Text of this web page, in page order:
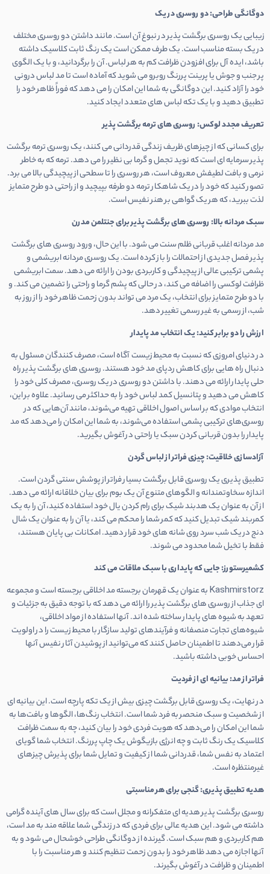
دوگانگی طراحی: دو روسری در یک
زیبایی یک روسری برگشت پذیر در نبوغ آن است. مانند داشتن دو روسری مختلف
در یک بسته مناسب است.یک طرف ممکن است یک رنگ ثابت کلاسیک داشته
باشد، ایده آل برای افزودن ظرافت کم به هر لباس.آن را برگردانید، و با یک الگوی
پر جنب و جوش یا پرینت پررنگ روبرو می شوید که آماده است تا مد لباس درونی
خود را آزاد کنید. این دوگانگی به شما این امکان را می دهد که فوراً ظاهر خود را
تطبیق دهید و با یک تکه لباس های متعدد ایجاد کنید.
تعریف مجدد لوکس: روسری های ترمه برگشت پذیر
برای کسانی که از چیزهای ظریف زندگی قدردانی می کنند، یک روسری ترمه برگشت
پذیر سرمایه ای است که نوید تجمل و گرما بی نظیر را می دهد. ترمه که به خاطر
نرمی و بافت لطیفش معروف است، هر روسری را تا سطحی از پیچیدگی بالا می برد.
تصور کنید که خود را در یک شاهکار ترمه دو طرفه بپیچید و از راحتی دو طرح متمایز
لذت ببرید، که هر یک گواهی بر هنر نفیس است.
سبک مردانه بالا: روسری های برگشت پذیر برای جنتلمن مدرن
مد مردانه اغلب قربانی ظلم سنت می شود. با این حال، ورود روسری های برگشت
پذیر فصل جدیدی از احتمالات را باز کرده است. یک روسری مردانه ابریشمی و
پشمی ترکیبی عالی از پیچیدگی و کاربردی بودن را ارائه می دهد. سمت ابریشمی
ظرافت لوکسی را اضافه می کند، در حالی که پشم گرما و راحتی را تضمین می کند. و
با دو طرح متمایز برای انتخاب، یک مرد می تواند بدون زحمت ظاهر خود را از روز به
شب، از رسمی به غیر رسمی تغییر دهد.
ارزش را دو برابر کنید: یک انتخاب مد پایدار
در دنیای امروزی که نسبت به محیط زیست آگاه است، مصرف کنندگان مسئول به
دنبال راه هایی برای کاهش ردپای مد خود هستند. روسری های برگشت پذیر راه
حلی پایدار ارائه می دهند. با داشتن دو روسری در یک روسری، مصرف کلی خود را
کاهش می دهید و پتانسیل کمد لباس خود را به حداکثر می رسانید. علاوه بر این،
انتخاب موادی که بر اساس اصول اخلاقی تهیه می‌شوند، مانند آن‌هایی که در
روسری‌های ترکیبی پشمی استفاده می‌شوند، به شما این امکان را می‌دهد که مد
پایدار را بدون قربانی کردن سبک یا راحتی در آغوش بگیرید.
آزادسازی خلاقیت: چیزی فراتر از لباس گردن
تطبیق پذیری یک روسری قابل برگشت بسیار فراتر از پوشش سنتی گردن است.
اندازه سخاوتمندانه و الگوهای متنوع آن یک بوم برای بیان خلاقانه ارائه می دهد.
از آن به عنوان یک هدبند شیک برای رام کردن یال خود استفاده کنید، آن را به یک
کمربند شیک تبدیل کنید که کمر شما را محکم می کند، یا آن را به عنوان یک شال
دنج در یک شب سرد روی شانه های خود قرار دهید. امکانات بی پایان هستند،
فقط با تخیل شما محدود می شوند.
کشمیرستورز: جایی که پایداری با سبک ملاقات می کند
Kashmirstorz به عنوان یک قهرمان برجسته مد اخلاقی برجسته است و مجموعه
ای جذاب از روسری های برگشت پذیر را ارائه می دهد که با توجه دقیق به جزئیات و
تعهد به شیوه های پایدار ساخته شده اند. آنها استفاده از مواد اخلاقی،
شیوه‌های تجارت منصفانه و فرآیندهای تولید سازگار با محیط زیست را در اولویت
قرار می‌دهند تا اطمینان حاصل کنند که می‌توانید از پوشیدن آثار نفیس آنها
احساس خوبی داشته باشید.
فراتر از مد: بیانیه ای از فردیت
در نهایت، یک روسری قابل برگشت چیزی بیش از یک تکه پارچه است. این بیانیه ای
از شخصیت و سبک منحصر به فرد شما است.انتخاب رنگ‌ها، الگوها و بافت‌ها به
شما این امکان را می‌دهد که هویت فردی خود را بیان کنید، چه به سمت ظرافت
کلاسیک یک رنگ ثابت و چه انرژی بازیگوش یک چاپ پررنگ.انتخاب شما گویای
اعتماد به نفس شما، قدردانی شما از کیفیت و تمایل شما برای پذیرش چیزهای
غیرمنتظره است.
هدیه تطبیق پذیری: گنجی برای هر مناسبتی
روسری برگشت پذیر هدیه ای متفکرانه و مجلل است که برای سال های آینده گرامی
داشته می شود. این هدیه عالی برای فردی که در زندگی شما علاقه مند به مد است،
هم کاربردی و هم سبک است. گیرنده از دوگانگی طراحی خوشحال می شود و به
آنها اجازه می دهد ظاهر خود را بدون زحمت تنظیم کنند و هر مناسبت را با
اطمینان و ظرافت در آغوش بگیرند.